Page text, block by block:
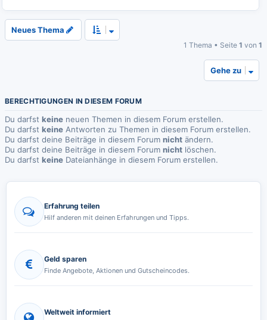
Neues Thema
1 Thema • Seite 1 von 1
Gehe zu
BERECHTIGUNGEN IN DIESEM FORUM
Du darfst keine neuen Themen in diesem Forum erstellen.
Du darfst keine Antworten zu Themen in diesem Forum erstellen.
Du darfst deine Beiträge in diesem Forum nicht ändern.
Du darfst deine Beiträge in diesem Forum nicht löschen.
Du darfst keine Dateianhänge in diesem Forum erstellen.
Erfahrung teilen
Hilf anderen mit deinen Erfahrungen und Tipps.
Geld sparen
Finde Angebote, Aktionen und Gutscheincodes.
Weltweit informiert